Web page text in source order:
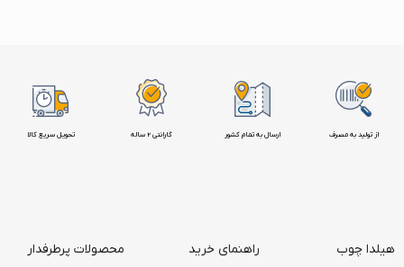
تحویل سریع کالا گارانتی 2 ساله ارسال به تمام کشور از تولید به مصرف
هیلدا چوب راهنمای خرید محصولات پرطرفدار